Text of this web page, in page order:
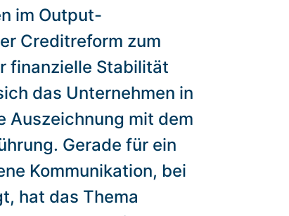
im Output-
Creditreform zum
finanzielle Stabilität
das Unternehmen in
Auszeichnung mit dem
Gerade für ein
Kommunikation, bei
hat das Thema